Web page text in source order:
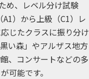
め、レベル分け試験
）から上級（C1）レ
じたクラスに振り分け
い森」やアルザス地方
、コンサートなどの多
可能です。